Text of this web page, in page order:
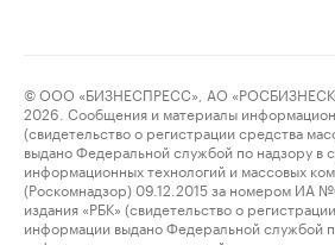
© ООО «БИЗНЕСПРЕСС», АО
2026. Сообщения и материалы
(свидетельство о регистрации средства
выдано Федеральной службой по надзору в
информационных технологий и массовых
(Роскомнадзор) 09.12.2015 за номером ИА
издания «РБК» (свидетельство о
информации выдано Федеральной службой